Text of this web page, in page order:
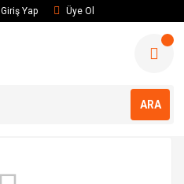
Giriş Yap Üye Ol
ARA